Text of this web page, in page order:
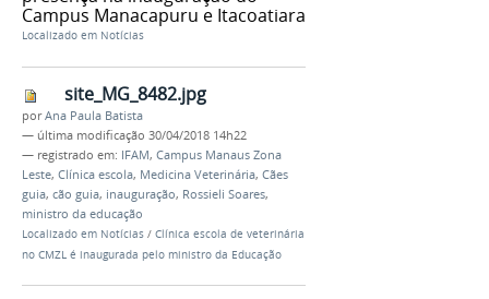
Campus Manacapuru e Itacoatiara
Localizado em Notícias
site_MG_8482.jpg
porAna Paula Batista
— última modificação 30/04/2018 14h22
— registrado em: IFAM, Campus Manaus Zona
Leste, Clínica escola, Medicina Veterinária, Cães
guia, cão guia, inauguração, Rossieli Soares,
ministro da educação
Localizado em Notícias / Clínica escola de veterinária
no CMZL é inaugurada pelo ministro da Educação